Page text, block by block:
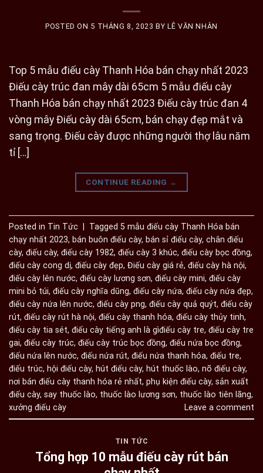
POSTED ON 5 THÁNG 8, 2023 BYLÊ VĂN NHÂN
Top 5 mẫu điếu cày Thanh Hóa bán chạy nhất 2023
Điếu cày trúc đan mây dài 65cm 5 mẫu điếu cày
Thanh Hóa bán chạy nhất 2023 Điếu cày trúc đan 4
vòng mây Điếu cày dài 65cm, bán chạy đẹp mắt và
sang trọng. Điếu cày được những người thợ lâu năm
tỉ […]
CONTINUE READING →
Posted in Tin Tức Tagged 5 mẫu điếu cày Thanh Hóa bán
chạy nhất 2023, bán buôn điếu cày, bán sỉ điếu cày, chân điếu
cày, điếu cày, điếu cày 1982, điếu cày 3 khúc, điếu cày bọc đồng,
điếu cày cong dị, điếu cày đẹp, Điếu cày giá rẻ, điếu cày hà nội,
điếu cày lên nước, điếu cày lương sơn, điếu cày mini, điếu cày
mini bỏ túi, điếu cày nghĩa dũng, điếu cày nứa, điếu cày nứa đẹp,
điếu cày nứa lên nước, điếu cày png, điếu cày quả quýt, điếu cày
rút, điếu cày rút hà nội, điếu cày thanh hóa, điếu cày thủy tinh,
điếu cày tia sét, điếu cày tiếng anh là gìđiếu cày tre, điếu cày tre
gai, điếu cày trúc, điếu cày trúc bọc đồng, điếu nứa bọc đồng,
điếu nứa lên nước, điếu nứa rút, điếu nứa thanh hóa, điếu tre,
điếu trúc, hội điếu cày, hút điếu cày, hút thuốc lào, nõ điếu cày,
nơi bán điếu cày thanh hóa rẻ nhất, phụ kiện điếu cày, sản xuất
điếu cày, say thuốc lào, thuốc lào lương sơn, thuốc lào tiên lãng,
xưởng điếu cày
Leave a comment
TIN TỨC
Tổng hợp 10 mẫu điếu cày rút bán